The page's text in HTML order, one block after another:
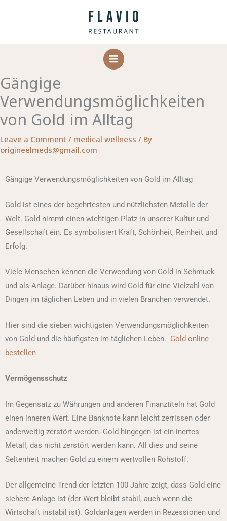
Gängige
Verwendungsmöglichkeiten
von Gold im Alltag
Leave a Comment / medical wellness / By
origineelmeds@gmail.com
Gängige Verwendungsmöglichkeiten von Gold im Alltag
Gold ist eines der begehrtesten und nützlichsten Metalle der
Welt. Gold nimmt einen wichtigen Platz in unserer Kultur und
Gesellschaft ein. Es symbolisiert Kraft, Schönheit, Reinheit und
Erfolg.
Viele Menschen kennen die Verwendung von Gold in Schmuck
und als Anlage. Darüber hinaus wird Gold für eine Vielzahl von
Dingen im täglichen Leben und in vielen Branchen verwendet.
Hier sind die sieben wichtigsten Verwendungsmöglichkeiten
von Gold und die häufigsten im täglichen Leben. Gold online
bestellen
Vermögensschutz
Im Gegensatz zu Währungen und anderen Finanztiteln hat Gold
einen inneren Wert. Eine Banknote kann leicht zerrissen oder
anderweitig zerstört werden. Gold hingegen ist ein inertes
Metall, das nicht zerstört werden kann. All dies und seine
Seltenheit machen Gold zu einem wertvollen Rohstoff.
Der allgemeine Trend der letzten 100 Jahre zeigt, dass Gold eine
sichere Anlage ist (der Wert bleibt stabil, auch wenn die
Wirtschaft instabil ist). Goldanlagen werden in Rezessionen und